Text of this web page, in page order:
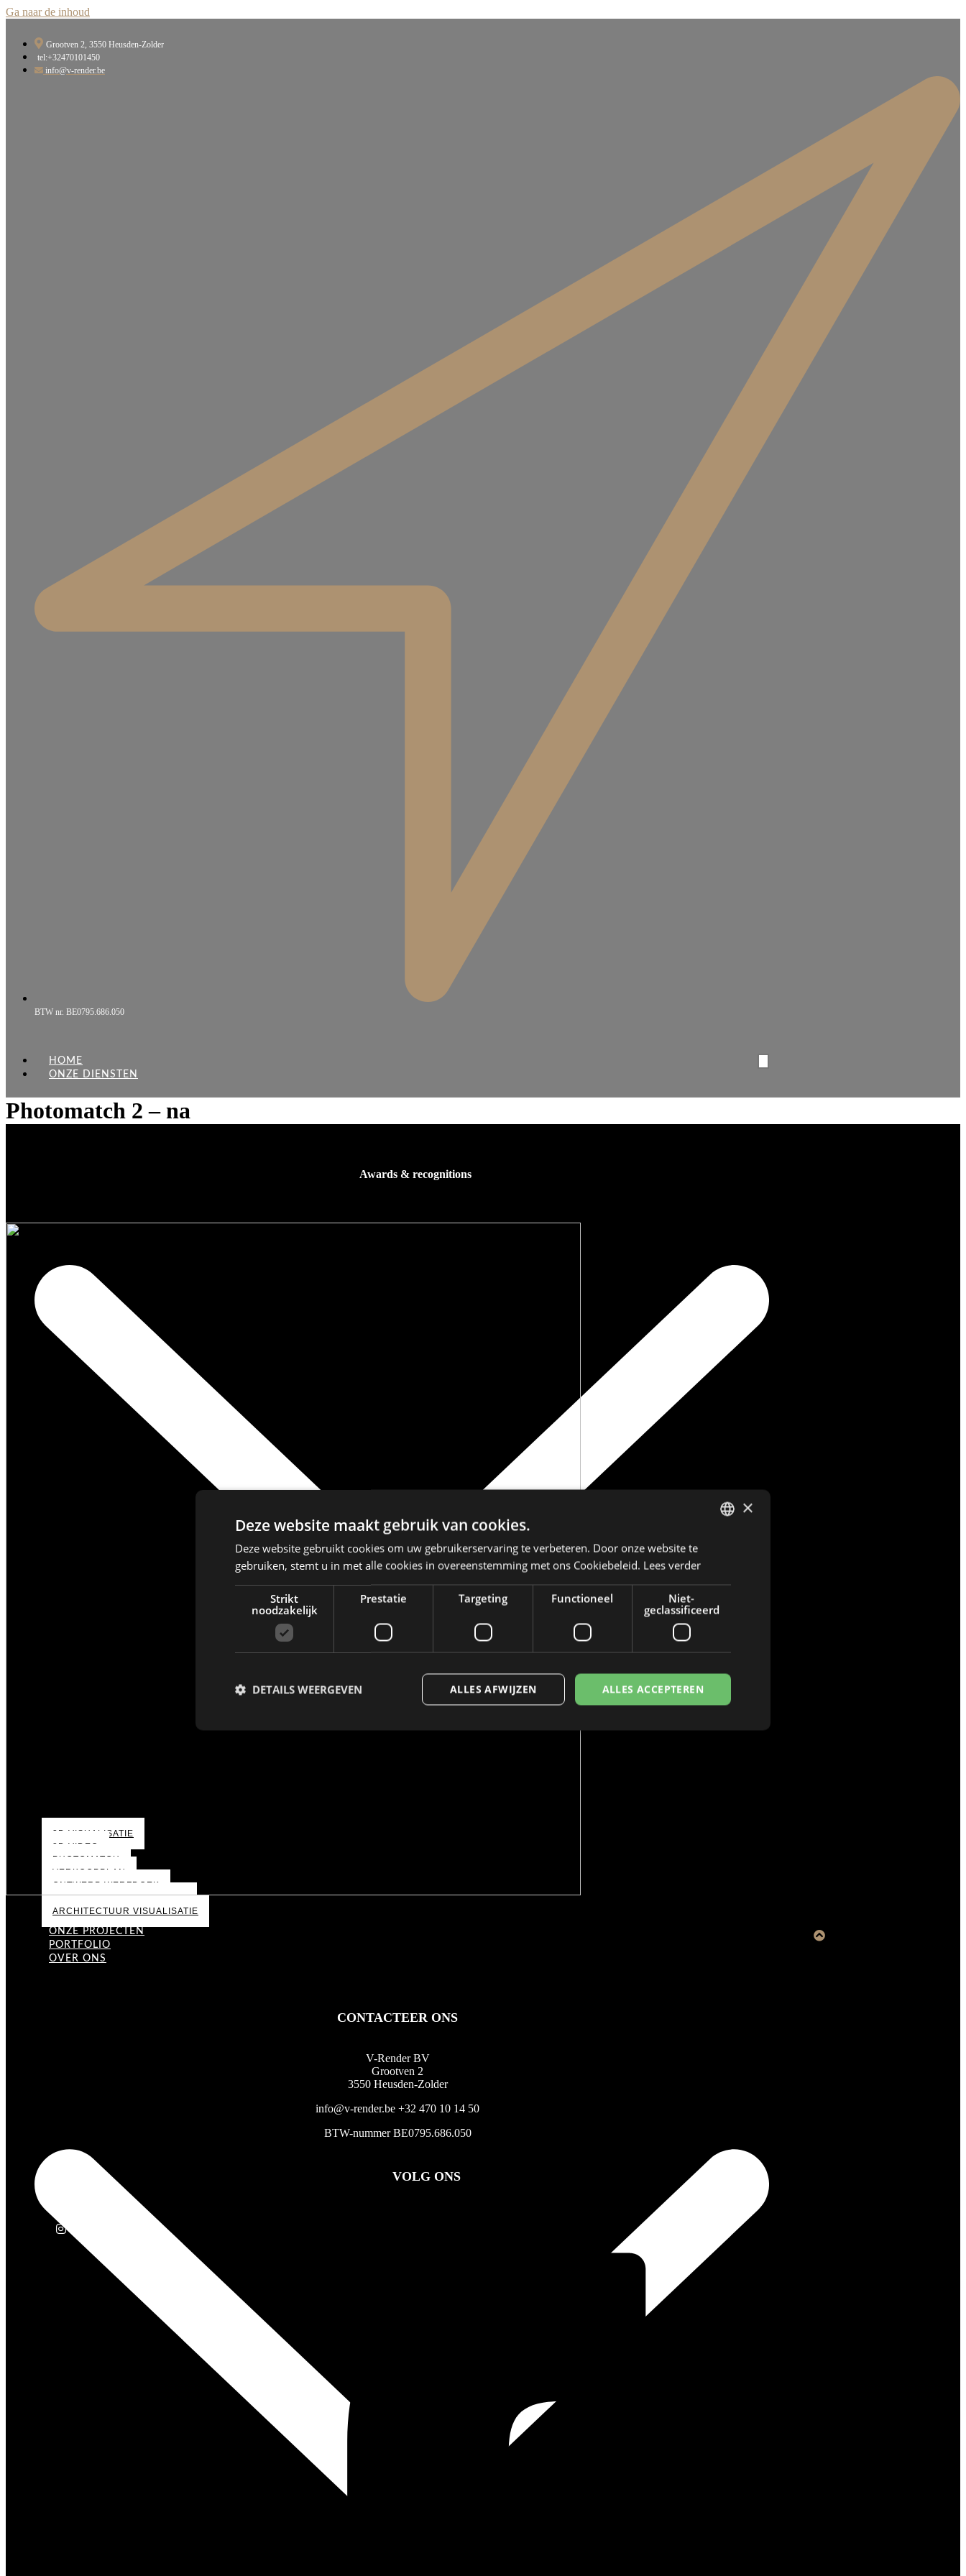
Ga naar de inhoud
Grootven 2, 3550 Heusden-Zolder​
tel:+32470101450
info@v-render.be
BTW nr. BE0795.686.050
HOME
ONZE DIENSTEN
3D VISUALISATIE
3D VIDEO
PHOTOMATCH
VERKOOPPLAN
ONTWERP WERFDOEK
BOUWGROND VISUALISATIE
ARCHITECTUUR VISUALISATIE
ONZE PROJECTEN
PORTFOLIO
OVER ONS
Photomatch 2 – na
Awards & recognitions
CONTACTEER ONS
V-Render BV
Grootven 2
3550 Heusden-Zolder
info@v-render.be +32 470 10 14 50
BTW-nummer BE0795.686.050
VOLG ONS
×
Deze website maakt gebruik van cookies.
Deze website gebruikt cookies om uw gebruikerservaring te verbeteren. Door onze website te
gebruiken, stemt u in met alle cookies in overeenstemming met ons Cookiebeleid. Lees verder
Strikt
noodzakelijk
Prestatie Targeting Functioneel
Niet-
geclassificeerd
ALLES ACCEPTEREN
ALLES AFWIJZEN
DETAILS WEERGEVEN